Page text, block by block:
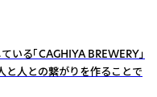
る「CAGHIYA BREWERY」
と人との繋がりを作ることで